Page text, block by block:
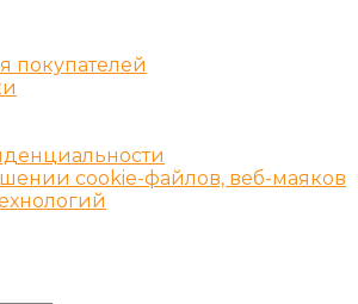
покупателей
cookie-файлов, веб-маяков